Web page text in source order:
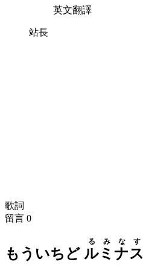
英文翻譯
站長
歌詞
留言 0
もういちど ルミナス
るみなす